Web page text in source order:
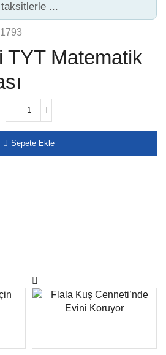
...
TYT Matematik
Sepete Ekle